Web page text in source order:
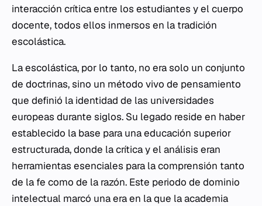
interacción crítica entre los estudiantes y el cuerpo
docente, todos ellos inmersos en la tradición
escolástica.
La escolástica, por lo tanto, no era solo un conjunto
de doctrinas, sino un método vivo de pensamiento
que definió la identidad de las universidades
europeas durante siglos. Su legado reside en haber
establecido la base para una educación superior
estructurada, donde la crítica y el análisis eran
herramientas esenciales para la comprensión tanto
de la fe como de la razón. Este periodo de dominio
intelectual marcó una era en la que la academia